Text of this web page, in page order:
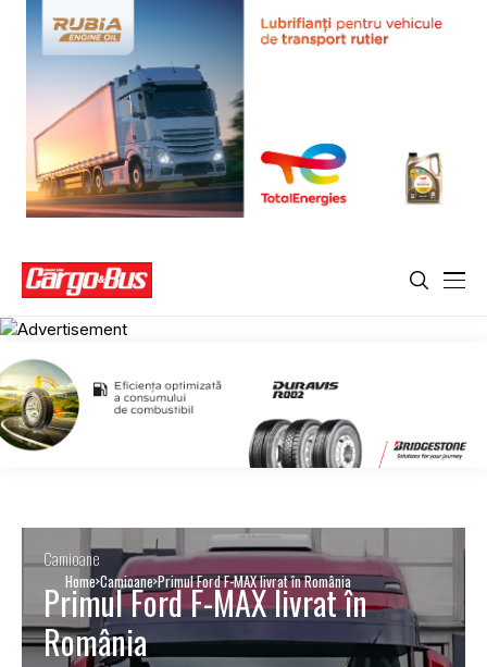
Home Camioane Primul Ford F-MAX livrat în România
Camioane
Primul Ford F-MAX livrat în
România